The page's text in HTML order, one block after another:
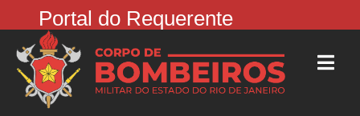
Portal do Requerente